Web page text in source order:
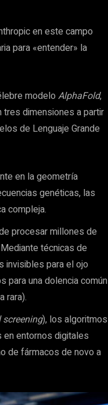
en este campo
para «entender» la
modelo AlphaFold,
dimensiones a partir
de Lenguaje Grande
en la geometría
genéticas, las
compleja.
procesar millones de
técnicas de
invisibles para el ojo
para una dolencia común
rara).
screening), los algoritmos
en entornos digitales
de fármacos de novo a